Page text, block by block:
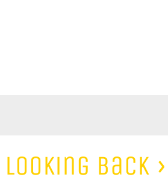
Looking Back